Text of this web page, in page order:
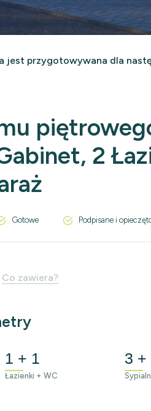
jest przygotowywana dla
2
Gotowe Podpisane i
Co zawiera?
1 + 1
Łazienki + WC
3 +